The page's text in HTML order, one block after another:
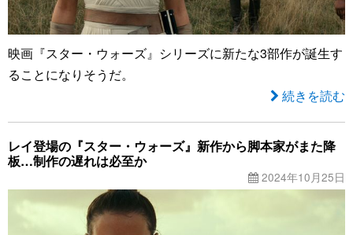
映画『スター・ウォーズ』シリーズに新たな3部作が誕生す
ることになりそうだ。
続きを読む
レイ登場の『スター・ウォーズ』新作から脚本家がまた降
板…制作の遅れは必至か
2024年10月25日